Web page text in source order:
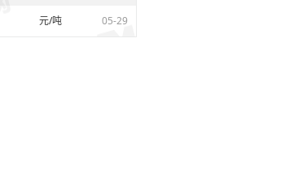
元/吨 05-29